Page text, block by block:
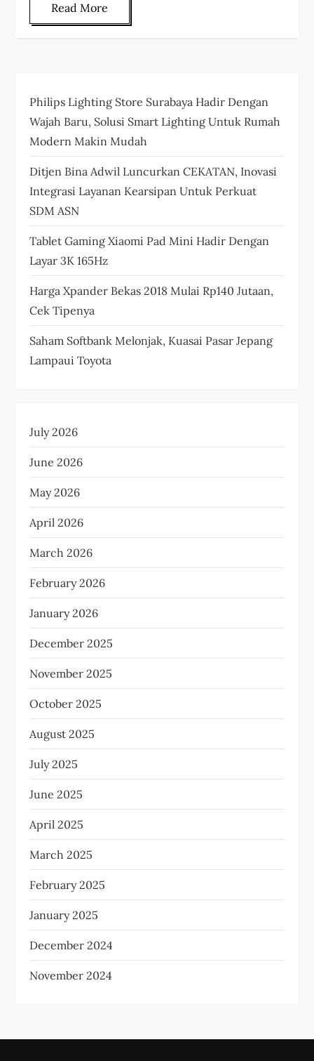
Read More
Philips Lighting Store Surabaya Hadir Dengan
Wajah Baru, Solusi Smart Lighting Untuk Rumah
Modern Makin Mudah
Ditjen Bina Adwil Luncurkan CEKATAN, Inovasi
Integrasi Layanan Kearsipan Untuk Perkuat
SDM ASN
Tablet Gaming Xiaomi Pad Mini Hadir Dengan
Layar 3K 165Hz
Harga Xpander Bekas 2018 Mulai Rp140 Jutaan,
Cek Tipenya
Saham Softbank Melonjak, Kuasai Pasar Jepang
Lampaui Toyota
July 2026
June 2026
May 2026
April 2026
March 2026
February 2026
January 2026
December 2025
November 2025
October 2025
August 2025
July 2025
June 2025
April 2025
March 2025
February 2025
January 2025
December 2024
November 2024